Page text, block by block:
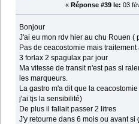
« Réponse #39 le: 03
Bonjour
J'ai eu mon rdv hier au chu Rouen (
Pas de ceacostomie mais traitement
3 forlax 2 spagulax par jour
Ma vitesse de transit n'est pas si
les marqueurs.
La gastro m'a dit que la
j'ai tjs la sensibilité)
De plus il fallait passer 2 litres
J'y retourne dans 6 mois ou avant si